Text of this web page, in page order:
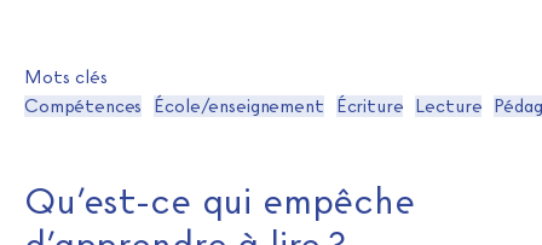
Mots clés
Compétences
École/enseignement Écriture Lecture
Qu’est-ce qui empêche